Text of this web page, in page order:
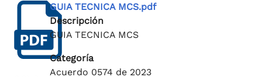
GUIA TECNICA MCS.pdf
Descripción
GUIA TECNICA MCS
Categoría
Acuerdo 0574 de 2023